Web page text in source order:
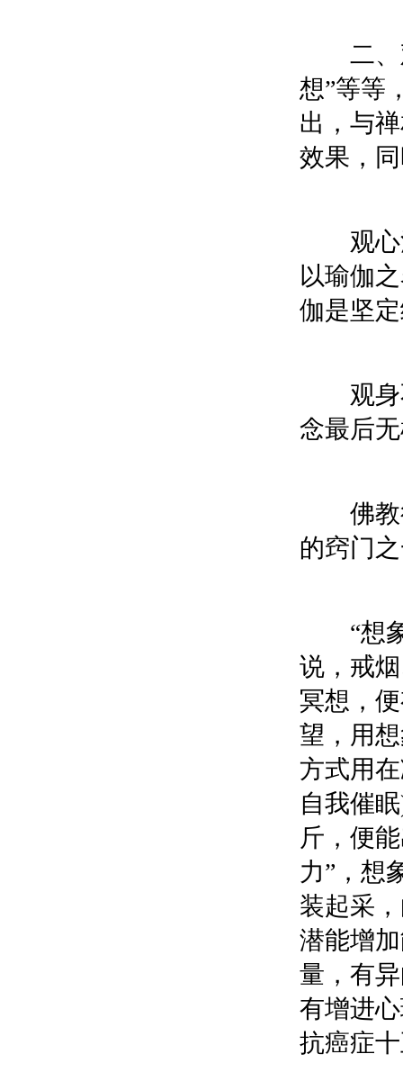
二、观
想”等等
出，与
效果，
观心法
以瑜伽
伽是坚
观身不
念最后
佛教很
的窍门
“想象
说，戒
冥想，
望，用
方式用
自我催
斤，便
力”，想
装起采
潜能增
量，有
有增进
抗癌症